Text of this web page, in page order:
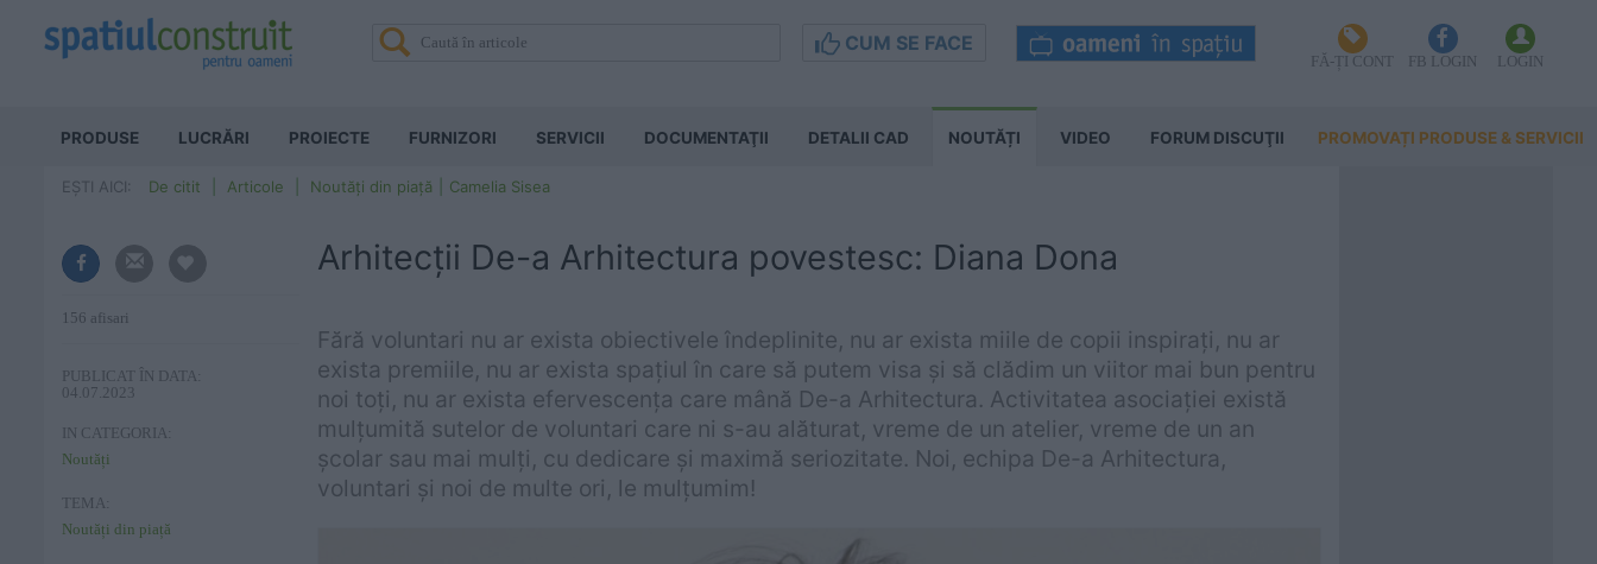
CUM SE FACE
FĂ-ȚI CONT FB LOGIN LOGIN
PRODUSE LUCRĂRI PROIECTE FURNIZORI SERVICII DOCUMENTAŢII DETALII CAD NOUTĂȚI VIDEO FORUM DISCUŢII PROMOVAȚI PRODUSE & SERVICII
EȘTI AICI: De citit Articole Noutăți din piață Camelia Sisea
156 afisari
PUBLICAT ÎN DATA:
04.07.2023
IN CATEGORIA:
Noutăți
TEMA:
Noutăți din piață
Arhitecţii De-a Arhitectura povestesc: Diana Dona
Fără voluntari nu ar exista obiectivele îndeplinite, nu ar exista miile de copii inspiraţi, nu ar
exista premiile, nu ar exista spațiul în care să putem visa și să clădim un viitor mai bun pentru
noi toți, nu ar exista efervescența care mână De-a Arhitectura. Activitatea asociaţiei există
mulţumită sutelor de voluntari care ni s-au alăturat, vreme de un atelier, vreme de un an
şcolar sau mai mulţi, cu dedicare şi maximă seriozitate. Noi, echipa De-a Arhitectura,
voluntari şi noi de multe ori, le mulţumim!